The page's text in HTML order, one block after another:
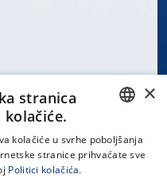
CROATIAN
×
stranica
kolačiće u svrhe poboljšanja
stranice prihvaćate sve
Politici kolačića.